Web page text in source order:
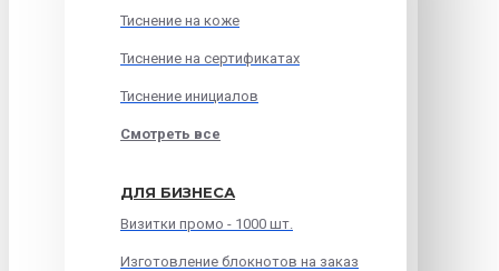
Тиснение на коже
Тиснение на сертификатах
Тиснение инициалов
Смотреть все
ДЛЯ БИЗНЕСА
Визитки промо - 1000 шт.
Изготовление блокнотов на заказ